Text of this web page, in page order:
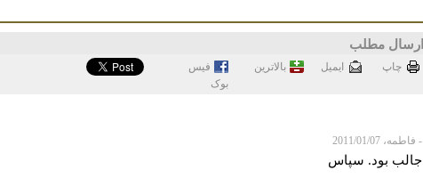
ارسال مطلب
چاپ ايميل بالاترین
فيس
بوک
- فاطمه، 2011/01/07
جالب بود. سپاس